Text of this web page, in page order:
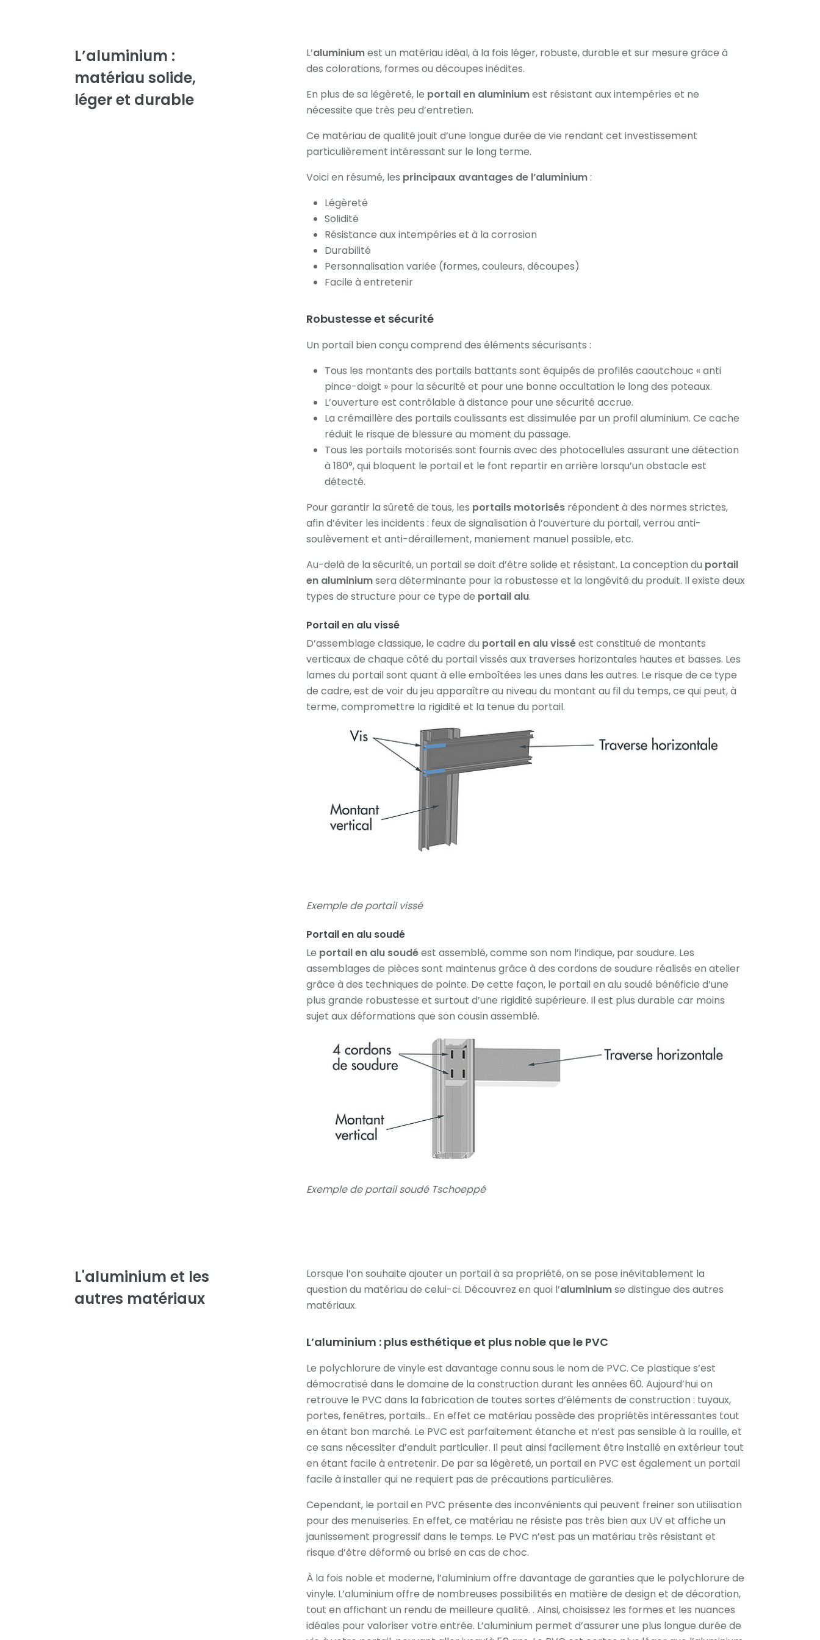
L’aluminium :
matériau solide,
léger et durable
L’aluminiumest un matériau idéal, à la fois léger, robuste, durable et sur mesure grâce à
des colorations, formes ou découpes inédites.
En plus de sa légèreté, le portail en aluminiumest résistant aux intempéries et ne
nécessite que très peu d’entretien.
Ce matériau de qualité jouit d’une longue durée de vie rendant cet investissement
particulièrement intéressant sur le long terme.
Voici en résumé, les principaux avantages de l’aluminium:
Légèreté
Solidité
Résistance aux intempéries et à la corrosion
Durabilité
Personnalisation variée (formes, couleurs, découpes)
Facile à entretenir
Robustesse et sécurité
Un portail bien conçu comprend des éléments sécurisants :
Tous les montants des portails battants sont équipés de profilés caoutchouc « anti
pince-doigt » pour la sécurité et pour une bonne occultation le long des poteaux.
L’ouverture est contrôlable à distance pour une sécurité accrue.
La crémaillère des portails coulissants est dissimulée par un profil aluminium. Ce cache
réduit le risque de blessure au moment du passage.
Tous les portails motorisés sont fournis avec des photocellules assurant une détection
à 180°, qui bloquent le portail et le font repartir en arrière lorsqu’un obstacle est
détecté.
Pour garantir la sûreté de tous, les portails motorisésrépondent à des normes strictes,
afin d’éviter les incidents : feux de signalisation à l’ouverture du portail, verrou anti-
soulèvement et anti-déraillement, maniement manuel possible, etc.
Au-delà de la sécurité, un portail se doit d’être solide et résistant. La conception du portail
en aluminiumsera déterminante pour la robustesse et la longévité du produit. Il existe deux
types de structure pour ce type de portail alu.
Portail en alu vissé
D’assemblage classique, le cadre du portail en alu visséest constitué de montants
verticaux de chaque côté du portail vissés aux traverses horizontales hautes et basses. Les
lames du portail sont quant à elle emboîtées les unes dans les autres. Le risque de ce type
de cadre, est de voir du jeu apparaître au niveau du montant au fil du temps, ce qui peut, à
terme, compromettre la rigidité et la tenue du portail.
Exemple de portail vissé
Portail en alu soudé
Le portail en alu soudéest assemblé, comme son nom l’indique, par soudure. Les
assemblages de pièces sont maintenus grâce à des cordons de soudure réalisés en atelier
grâce à des techniques de pointe. De cette façon, le portail en alu soudé bénéficie d’une
plus grande robustesse et surtout d’une rigidité supérieure. Il est plus durable car moins
sujet aux déformations que son cousin assemblé.
Exemple de portail soudé Tschoeppé
L'aluminium et les
autres matériaux
Lorsque l’on souhaite ajouter un portail à sa propriété, on se pose inévitablement la
question du matériau de celui-ci. Découvrez en quoi l’aluminiumse distingue des autres
matériaux.
L’aluminium : plus esthétique et plus noble que le PVC
Le polychlorure de vinyle est davantage connu sous le nom de PVC. Ce plastique s’est
démocratisé dans le domaine de la construction durant les années 60. Aujourd’hui on
retrouve le PVC dans la fabrication de toutes sortes d’éléments de construction : tuyaux,
portes, fenêtres, portails... En effet ce matériau possède des propriétés intéressantes tout
en étant bon marché. Le PVC est parfaitement étanche et n’est pas sensible à la rouille, et
ce sans nécessiter d’enduit particulier. Il peut ainsi facilement être installé en extérieur tout
en étant facile à entretenir. De par sa légèreté, un portail en PVC est également un portail
facile à installer qui ne requiert pas de précautions particulières.
Cependant, le portail en PVC présente des inconvénients qui peuvent freiner son utilisation
pour des menuiseries. En effet, ce matériau ne résiste pas très bien aux UV et affiche un
jaunissement progressif dans le temps. Le PVC n’est pas un matériau très résistant et
risque d’être déformé ou brisé en cas de choc.
À la fois noble et moderne, l’aluminium offre davantage de garanties que le polychlorure de
vinyle. L’aluminium offre de nombreuses possibilités en matière de design et de décoration,
tout en affichant un rendu de meilleure qualité. . Ainsi, choisissez les formes et les nuances
idéales pour valoriser votre entrée. L’aluminium permet d’assurer une plus longue durée de